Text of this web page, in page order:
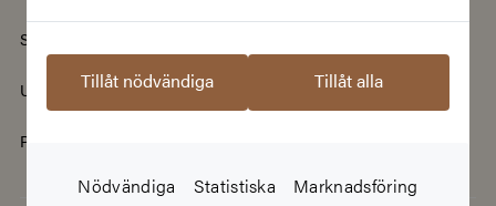
Tillåt nödvändiga Tillåt alla
Nödvändiga Statistiska Marknadsföring
Sport & Fritid
Upplevelser Välgörenhet
Populära presentkort